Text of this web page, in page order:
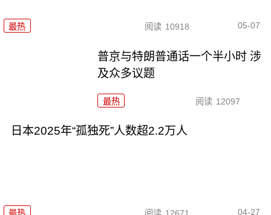
最热 阅读 10918 05-07
普京与特朗普通话一个半小时 涉
及众多议题
最热 阅读 12097
日本2025年“孤独死”人数超2.2万人
04-27